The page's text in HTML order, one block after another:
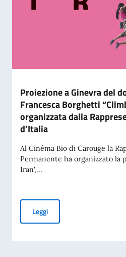
Proiezione a Ginevra del
Francesca Borghetti
organizzata dalla
d’Italia
Al Cinéma Bio di Carouge la
Permanente ha organizzato la
Iran',...
LeggiProiezione a Ginevra del